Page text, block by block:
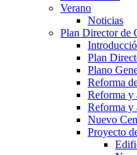
Verano
Noticias
Plan Director de
Plan
Plano
Reforma
Reforma y
Reforma y
Nuevo
Proyecto